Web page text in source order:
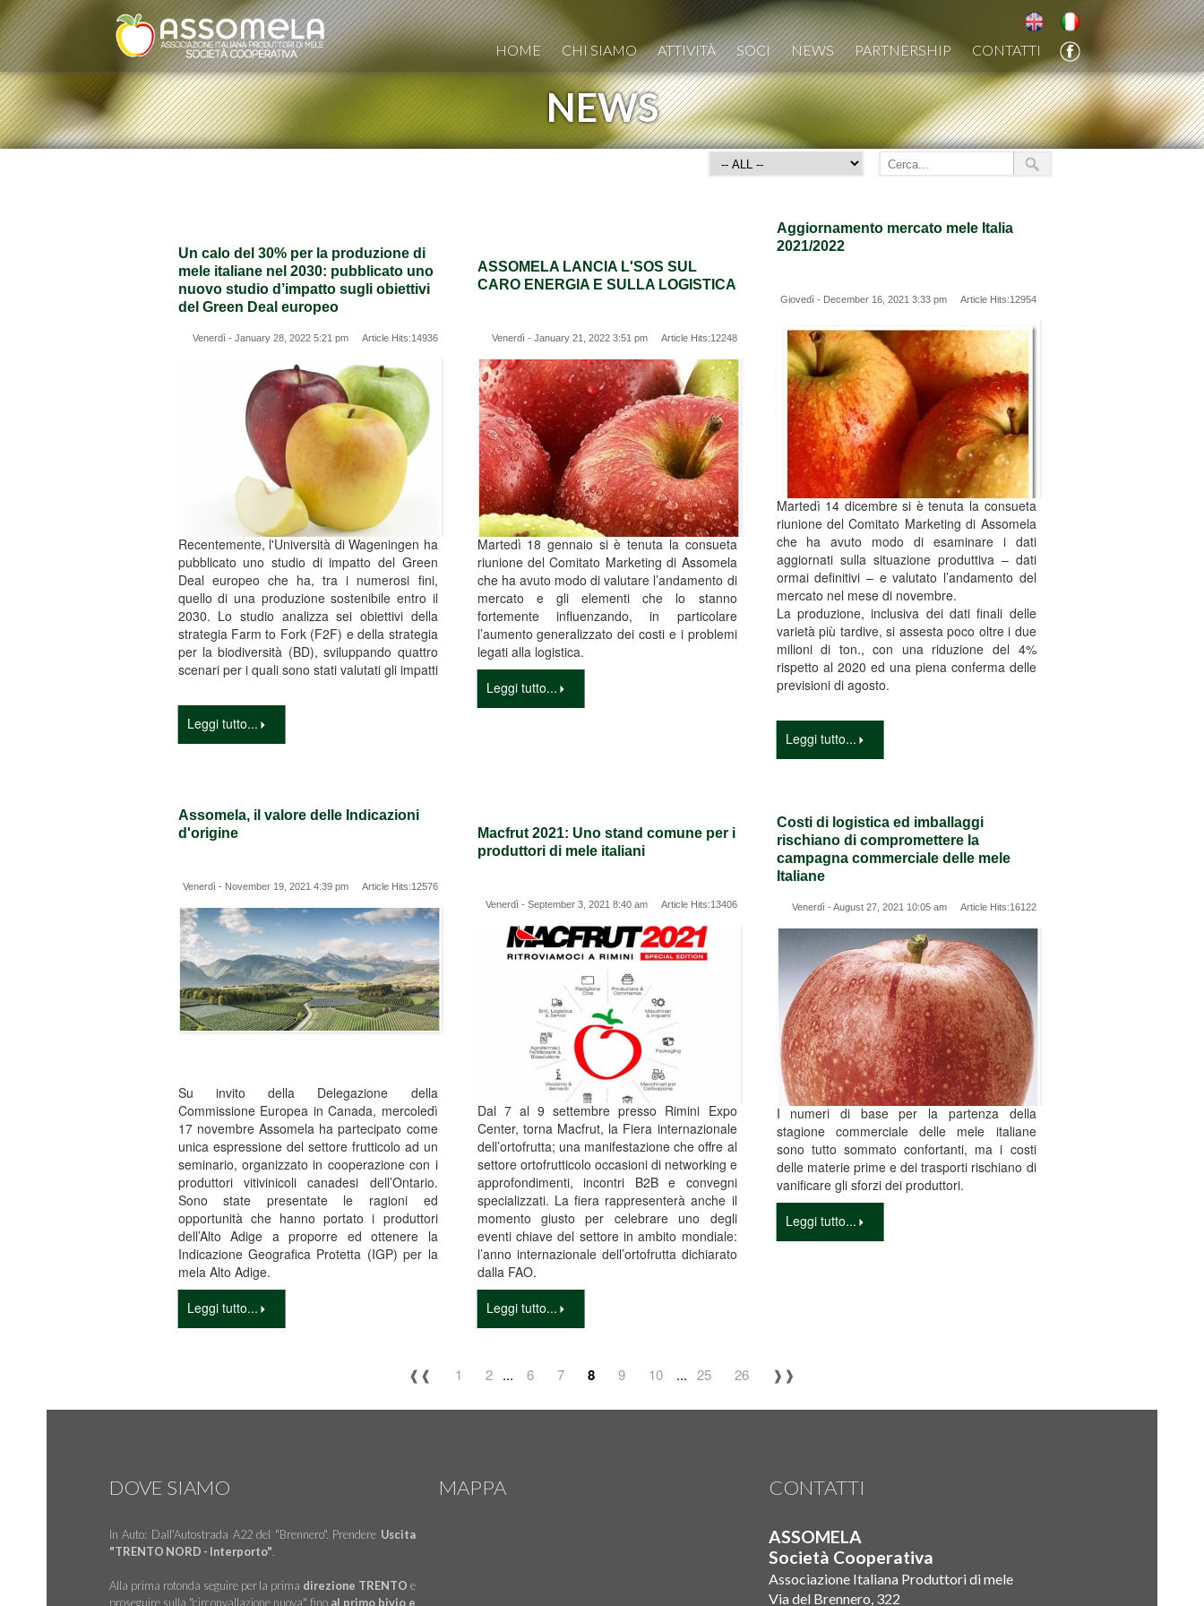
IT
HOME CHI SIAMO ATTIVITÀ SOCI NEWS PARTNERSHIP CONTATTI
NEWS
Un calo del 30% per la produzione di
mele italiane nel 2030: pubblicato uno
nuovo studio d’impatto sugli obiettivi
del Green Deal europeo
Venerdì - January 28, 2022 5:21 pm Article Hits:14936
Recentemente, l'Università di Wageningen ha
pubblicato uno studio di impatto del Green
Deal europeo che ha, tra i numerosi fini,
quello di una produzione sostenibile entro il
2030. Lo studio analizza sei obiettivi della
strategia Farm to Fork (F2F) e della strategia
per la biodiversità (BD), sviluppando quattro
scenari per i quali sono stati valutati gli impatti
Leggi tutto...
ASSOMELA LANCIA L'SOS SUL
CARO ENERGIA E SULLA LOGISTICA
Venerdì - January 21, 2022 3:51 pm Article Hits:12248
Martedì 18 gennaio si è tenuta la consueta
riunione del Comitato Marketing di Assomela
che ha avuto modo di valutare l’andamento di
mercato e gli elementi che lo stanno
fortemente influenzando, in particolare
l’aumento generalizzato dei costi e i problemi
legati alla logistica.
Leggi tutto...
Aggiornamento mercato mele Italia
2021/2022
Giovedì - December 16, 2021 3:33 pm Article Hits:12954
Martedì 14 dicembre si è tenuta la consueta
riunione del Comitato Marketing di Assomela
che ha avuto modo di esaminare i dati
aggiornati sulla situazione produttiva – dati
ormai definitivi – e valutato l’andamento del
mercato nel mese di novembre.
La produzione, inclusiva dei dati finali delle
varietà più tardive, si assesta poco oltre i due
milioni di ton., con una riduzione del 4%
rispetto al 2020 ed una piena conferma delle
previsioni di agosto.
Leggi tutto...
Assomela, il valore delle Indicazioni
d'origine
Venerdì - November 19, 2021 4:39 pm Article Hits:12576
Su invito della Delegazione della
Commissione Europea in Canada, mercoledì
17 novembre Assomela ha partecipato come
unica espressione del settore frutticolo ad un
seminario, organizzato in cooperazione con i
produttori vitivinicoli canadesi dell’Ontario.
Sono state presentate le ragioni ed
opportunità che hanno portato i produttori
dell’Alto Adige a proporre ed ottenere la
Indicazione Geografica Protetta (IGP) per la
mela Alto Adige.
Leggi tutto...
Macfrut 2021: Uno stand comune per i
produttori di mele italiani
Venerdì - September 3, 2021 8:40 am Article Hits:13406
Dal 7 al 9 settembre presso Rimini Expo
Center, torna Macfrut, la Fiera internazionale
dell’ortofrutta; una manifestazione che offre al
settore ortofrutticolo occasioni di networking e
approfondimenti, incontri B2B e convegni
specializzati. La fiera rappresenterà anche il
momento giusto per celebrare uno degli
eventi chiave del settore in ambito mondiale:
l’anno internazionale dell’ortofrutta dichiarato
dalla FAO.
Leggi tutto...
Costi di logistica ed imballaggi
rischiano di compromettere la
campagna commerciale delle mele
Italiane
Venerdì - August 27, 2021 10:05 am Article Hits:16122
I numeri di base per la partenza della
stagione commerciale delle mele italiane
sono tutto sommato confortanti, ma i costi
delle materie prime e dei trasporti rischiano di
vanificare gli sforzi dei produttori.
Leggi tutto...
❰❰ 1 2 ... 6 7 8 9 10 ... 25 26 ❱❱
DOVE SIAMO
In Auto: Dall'Autostrada A22 del "Brennero". Prendere Uscita
"TRENTO NORD - Interporto".
Alla prima rotonda seguire per la prima direzione TRENTO e
proseguire sulla "circonvallazione nuova" fino al primo bivio e
MAPPA CONTATTI
ASSOMELA
Società Cooperativa
Associazione Italiana Produttori di mele
Via del Brennero, 322